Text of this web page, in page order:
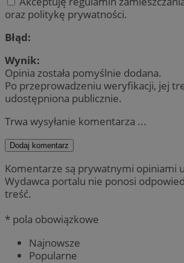
oraz politykę prywatności.
Błąd:
Wynik:
Opinia została pomyślnie dodana.
Po przeprowadzeniu weryfikacji, jej
udostępniona publicznie.
Trwa wysyłanie komentarza ...
Dodaj komentarz
Komentarze są prywatnymi opiniami
Wydawca portalu nie ponosi
treść.
* pola obowiązkowe
Najnowsze
Popularne